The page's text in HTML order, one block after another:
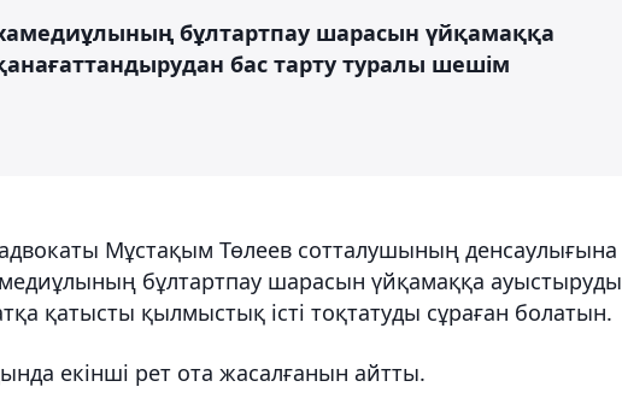
бұлтартпау шарасын үйқамаққа
бас тарту туралы шешім
Мұстақым Төлеев сотталушының денсаулығына
бұлтартпау шарасын үйқамаққа
қатысты қылмыстық істі тоқтатуды сұраған болатын.
екінші рет ота жасалғанын айтты.